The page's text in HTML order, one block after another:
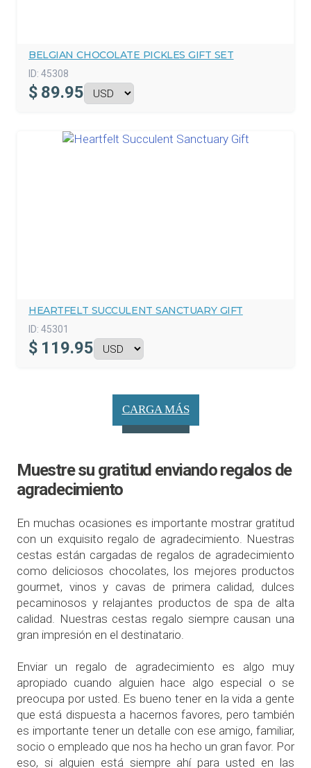
BELGIAN CHOCOLATE PICKLES GIFT SET
ID: 45308
$ 89.95
HEARTFELT SUCCULENT SANCTUARY GIFT
ID: 45301
$ 119.95
CARGA MÁS
Muestre su gratitud enviando regalos de
agradecimiento
En muchas ocasiones es importante mostrar gratitud
con un exquisito regalo de agradecimiento. Nuestras
cestas están cargadas de regalos de agradecimiento
como deliciosos chocolates, los mejores productos
gourmet, vinos y cavas de primera calidad, dulces
pecaminosos y relajantes productos de spa de alta
calidad. Nuestras cestas regalo siempre causan una
gran impresión en el destinatario.
Enviar un regalo de agradecimiento es algo muy
apropiado cuando alguien hace algo especial o se
preocupa por usted. Es bueno tener en la vida a gente
que está dispuesta a hacernos favores, pero también
es importante tener un detalle con ese amigo, familiar,
socio o empleado que nos ha hecho un gran favor. Por
eso, si alguien está siempre ahí para usted en las